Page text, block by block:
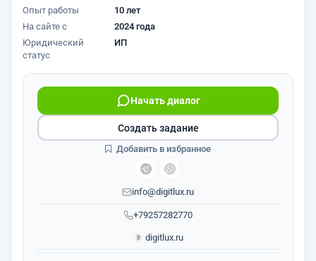
Опыт работы
10 лет
На сайте с
2024 года
Юридический
статус
ИП
+79257282770
Начать диалог
info@digitlux.ru
digitlux.ru
Создать задание
Добавить в избранное